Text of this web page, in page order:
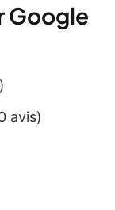
Google
avis)